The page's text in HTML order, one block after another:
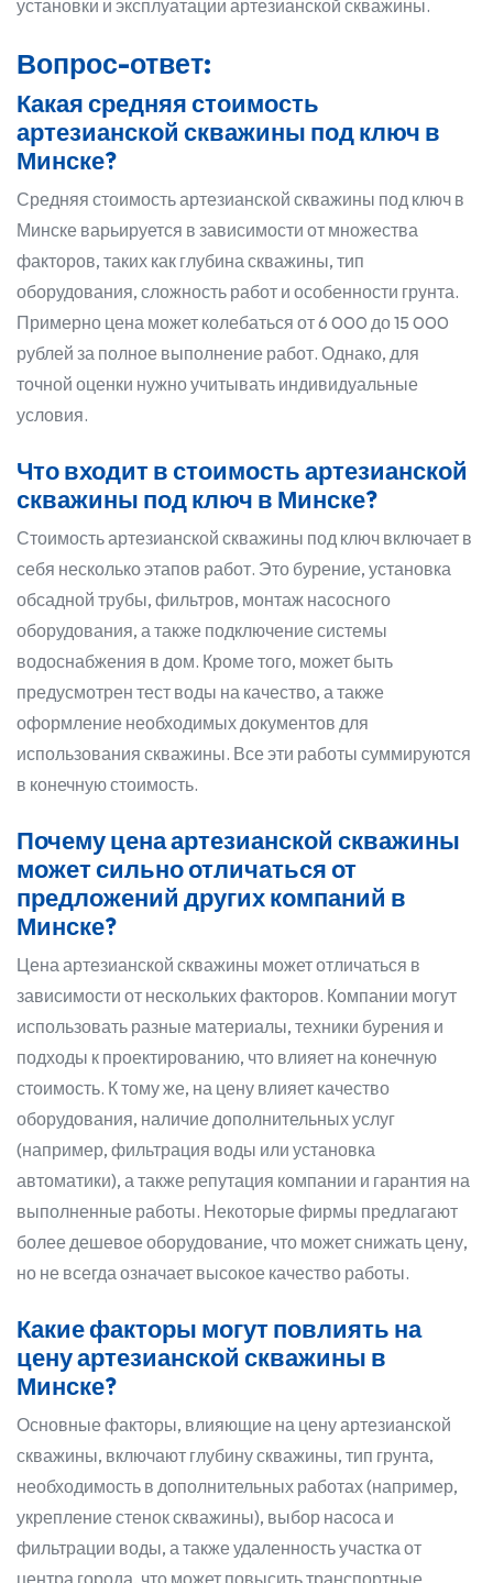
установки и эксплуатации артезианской скважины.
Вопрос-ответ:
Какая средняя стоимость
артезианской скважины под ключ в
Минске?
Средняя стоимость артезианской скважины под ключ в
Минске варьируется в зависимости от множества
факторов, таких как глубина скважины, тип
оборудования, сложность работ и особенности грунта.
Примерно цена может колебаться от 6 000 до 15 000
рублей за полное выполнение работ. Однако, для
точной оценки нужно учитывать индивидуальные
условия.
Что входит в стоимость артезианской
скважины под ключ в Минске?
Стоимость артезианской скважины под ключ включает в
себя несколько этапов работ. Это бурение, установка
обсадной трубы, фильтров, монтаж насосного
оборудования, а также подключение системы
водоснабжения в дом. Кроме того, может быть
предусмотрен тест воды на качество, а также
оформление необходимых документов для
использования скважины. Все эти работы суммируются
в конечную стоимость.
Почему цена артезианской скважины
может сильно отличаться от
предложений других компаний в
Минске?
Цена артезианской скважины может отличаться в
зависимости от нескольких факторов. Компании могут
использовать разные материалы, техники бурения и
подходы к проектированию, что влияет на конечную
стоимость. К тому же, на цену влияет качество
оборудования, наличие дополнительных услуг
(например, фильтрация воды или установка
автоматики), а также репутация компании и гарантия на
выполненные работы. Некоторые фирмы предлагают
более дешевое оборудование, что может снижать цену,
но не всегда означает высокое качество работы.
Какие факторы могут повлиять на
цену артезианской скважины в
Минске?
Основные факторы, влияющие на цену артезианской
скважины, включают глубину скважины, тип грунта,
необходимость в дополнительных работах (например,
укрепление стенок скважины), выбор насоса и
фильтрации воды, а также удаленность участка от
центра города, что может повысить транспортные